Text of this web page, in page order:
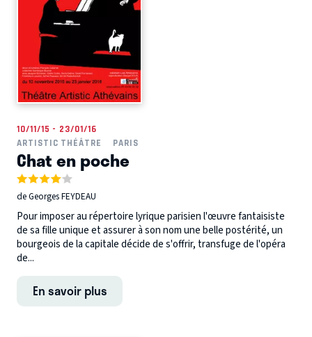
10/11/15 - 23/01/16
ARTISTIC THÉÂTRE
PARIS
Chat en poche
de Georges FEYDEAU
Pour imposer au répertoire lyrique parisien l'œuvre fantaisiste
de sa fille unique et assurer à son nom une belle postérité, un
bourgeois de la capitale décide de s'offrir, transfuge de l'opéra
de...
En savoir plus